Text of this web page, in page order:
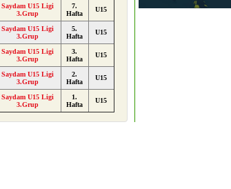
Saydam U15 Ligi
3.Grup
7.
Hafta
U15
Saydam U15 Ligi
3.Grup
5.
Hafta
U15
Saydam U15 Ligi
3.Grup
3.
Hafta
U15
Saydam U15 Ligi
3.Grup
2.
Hafta
U15
Saydam U15 Ligi
3.Grup
1.
Hafta
U15